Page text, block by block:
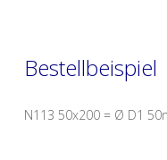
Bestellbeispiel
N113 50x200 = Ø D1